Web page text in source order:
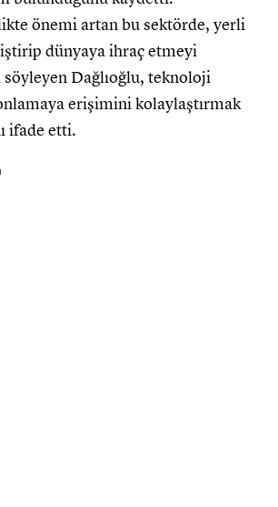
önemi artan bu sektörde, yerli
dünyaya ihraç etmeyi
Dağlıoğlu, teknoloji
erişimini kolaylaştırmak
ifade etti.